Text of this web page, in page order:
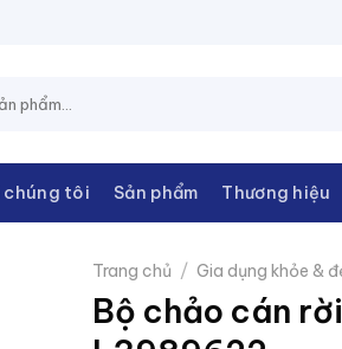
CHÂU
chúng tôi Sản phẩm Thương hiệu
Trang chủ / Gia dụng khỏe &
Bộ chảo cán